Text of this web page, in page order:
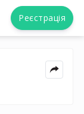
Реєстрація